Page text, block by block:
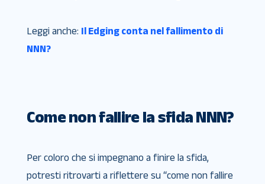
Leggi anche: Il Edging conta nel fallimento di
NNN?
Come non fallire la sfida NNN?
Per coloro che si impegnano a finire la sfida,
potresti ritrovarti a riflettere su “come non fallire